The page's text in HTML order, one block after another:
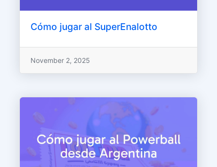
Cómo jugar al SuperEnalotto
November 2, 2025